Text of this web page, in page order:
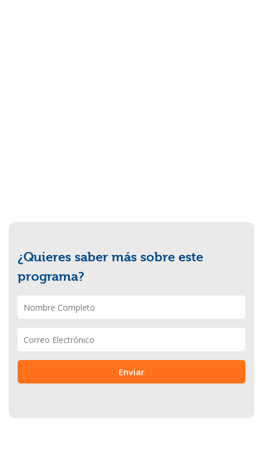
¿Quieres saber más sobre este
programa?